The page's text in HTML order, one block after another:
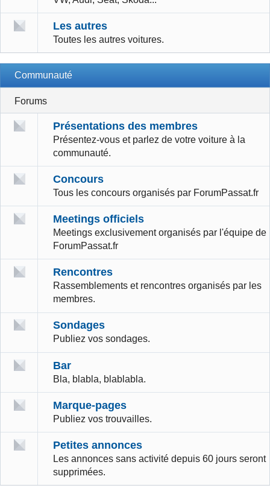
Les autres
Toutes les autres voitures.
Communauté
Forums
Présentations des membres
Présentez-vous et parlez de votre voiture à la
communauté.
Concours
Tous les concours organisés par ForumPassat.fr
Meetings officiels
Meetings exclusivement organisés par l'équipe de
ForumPassat.fr
Rencontres
Rassemblements et rencontres organisés par les
membres.
Sondages
Publiez vos sondages.
Bar
Bla, blabla, blablabla.
Marque-pages
Publiez vos trouvailles.
Petites annonces
Les annonces sans activité depuis 60 jours seront
supprimées.